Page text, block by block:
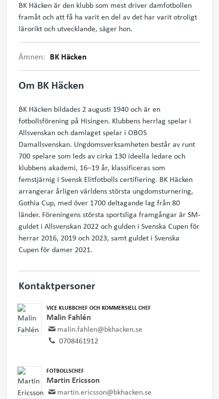
BK Häcken är den klubb som mest driver damfotbollen
framåt och att få ha varit en del av det har varit otroligt
lärorikt och utvecklande, säger hon.
Ämnen: BK Häcken
Om BK Häcken
BK Häcken bildades 2 augusti 1940 och är en
fotbollsförening på Hisingen. Klubbens herrlag spelar i
Allsvenskan och damlaget spelar i OBOS
Damallsvenskan. Ungdomsverksamheten består av runt
700 spelare som leds av cirka 130 ideella ledare och
klubbens akademi, 16–19 år, klassificeras som
femstjärnig i Svensk Elitfotbolls certifiering. BK Häcken
arrangerar årligen världens största ungdomsturnering,
Gothia Cup, med över 1700 deltagande lag från 80
länder. Föreningens största sportsliga framgångar är SM-
guldet i Allsvenskan 2022 och gulden i Svenska Cupen för
herrar 2016, 2019 och 2023, samt guldet i Svenska
Cupen för damer 2021.
Kontaktpersoner
VICE KLUBBCHEF OCH KOMMERSIELL CHEF
Malin Fahlén
malin.fahlen@bkhacken.se
0708461912
FOTBOLLSCHEF
Martin Ericsson
martin.ericsson@bkhacken.se